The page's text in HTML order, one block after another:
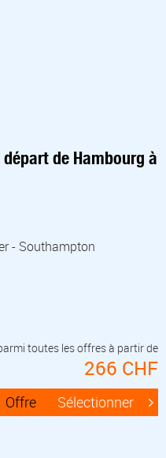
de Hambourg à
- Southampton
toutes les offres à partir de
266 CHF
Offre Sélectionner